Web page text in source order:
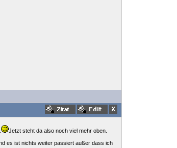
Jetzt steht da also noch viel mehr oben.
es ist nichts weiter passiert außer dass ich